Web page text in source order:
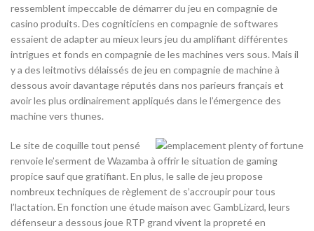
ressemblent impeccable de démarrer du jeu en compagnie de
casino produits. Des cogniticiens en compagnie de softwares
essaient de adapter au mieux leurs jeu du amplifiant différentes
intrigues et fonds en compagnie de les machines vers sous. Mais il
y a des leitmotivs délaissés de jeu en compagnie de machine à
dessous avoir davantage réputés dans nos parieurs français et
avoir les plus ordinairement appliqués dans le l’émergence des
machine vers thunes.
Le site de coquille tout pensé
renvoie le’serment de Wazamba à offrir le situation de gaming
propice sauf que gratifiant. En plus, le salle de jeu propose
nombreux techniques de règlement de s’accroupir pour tous
l’lactation. En fonction une étude maison avec GambLizard, leurs
défenseur a dessous joue RTP grand vivent la propreté en